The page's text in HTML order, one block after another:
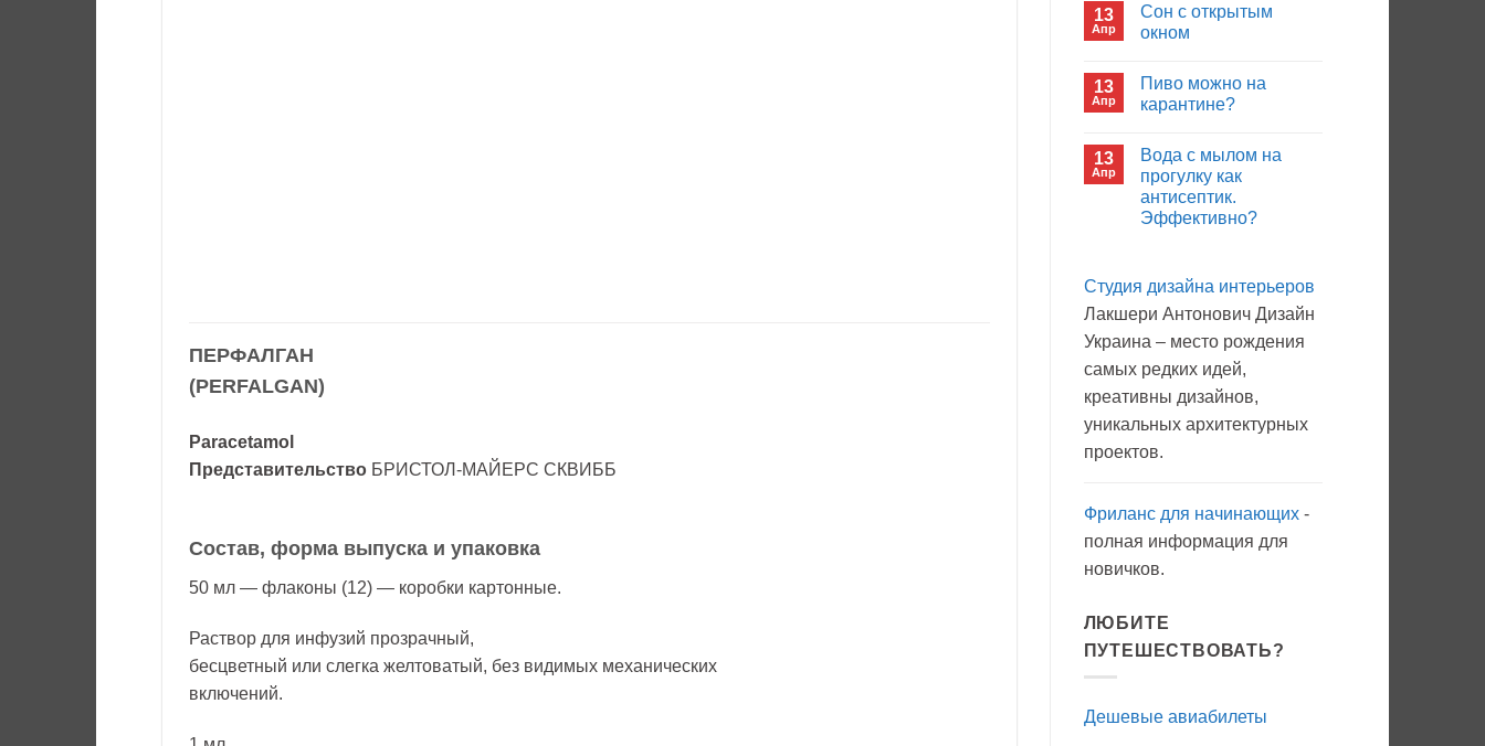
ПЕРФАЛГАН
(PERFALGAN)
Paracetamol
Представительство БРИСТОЛ-МАЙЕРС СКВИББ
Состав, форма выпуска и упаковка
50 мл — флаконы (12) — коробки картонные.
Раствор для инфузий прозрачный,
бесцветный или слегка желтоватый, без видимых механических
включений.
записи
Кто
будет
больнице?
13
Апр
Сон с открытым
окном
записи
Сон
с
13
Апр
Пиво можно на
карантине?
записи
Пиво
можно
на
карантине?
13
Апр
Вода с мылом на
прогулку как
антисептик.
Эффективно?
Вода
мылом
на
прогулку
антисептик.
Студия дизайна интерьеров
Лакшери Антонович Дизайн
Украина – место рождения
самых редких идей,
креативны дизайнов,
уникальных архитектурных
проектов.
Фриланс для начинающих-
полная информация для
новичков.
ЛЮБИТЕ
ПУТЕШЕСТВОВАТЬ?
Дешевые авиабилеты